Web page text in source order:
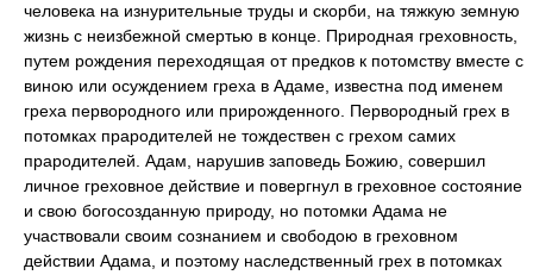
человека на изнурительные труды и скорби, на тяжкую земную
жизнь с неизбежной смертью в конце. Природная греховность,
путем рождения переходящая от предков к потомству вместе с
виною или осуждением греха в Адаме, известна под именем
греха первородного или прирожденного. Первородный грех в
потомках прародителей не тождествен с грехом самих
прародителей. Адам, нарушив заповедь Божию, совершил
личное греховное действие и повергнул в греховное состояние
и свою богосозданную природу, но потомки Адама не
участвовали своим сознанием и свободою в греховном
действии Адама, и поэтому наследственный грех в потомках